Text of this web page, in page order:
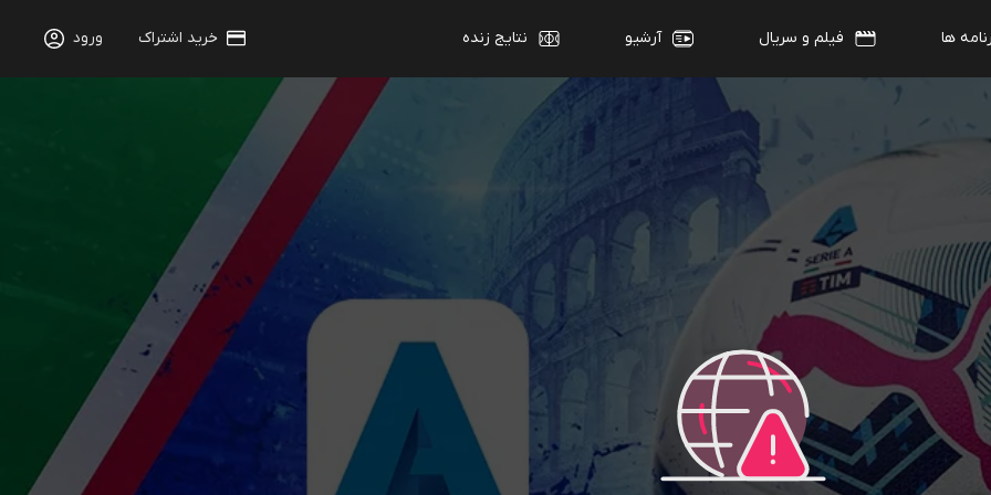
ها فیلم و سریال آرشیو نتایج زنده خرید اشتراک ورود